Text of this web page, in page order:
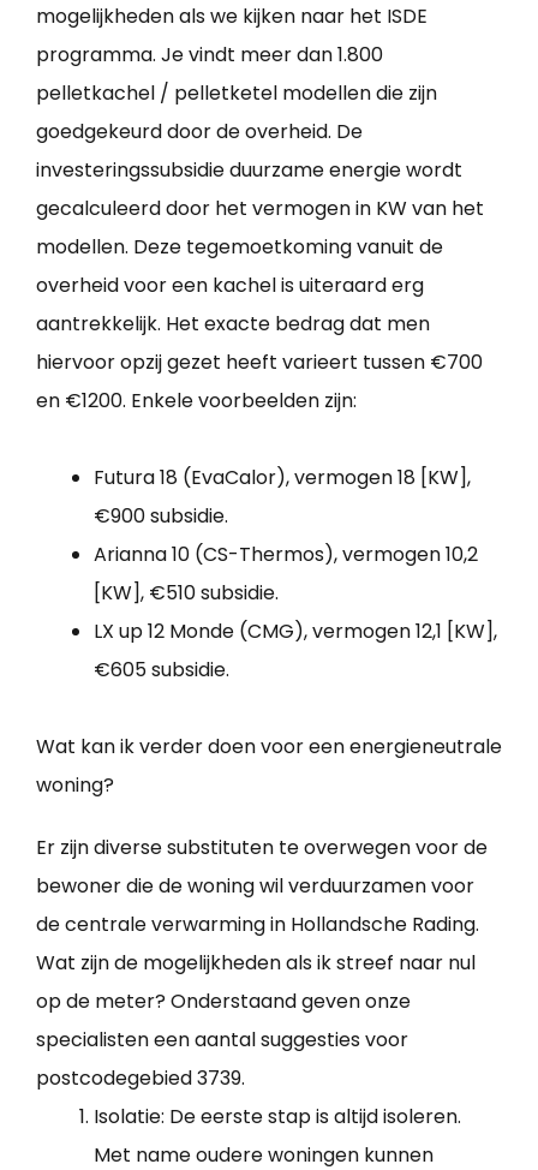
mogelijkheden als we kijken naar het ISDE
programma. Je vindt meer dan 1.800
pelletkachel / pelletketel modellen die zijn
goedgekeurd door de overheid. De
investeringssubsidie duurzame energie wordt
gecalculeerd door het vermogen in KW van het
modellen. Deze tegemoetkoming vanuit de
overheid voor een kachel is uiteraard erg
aantrekkelijk. Het exacte bedrag dat men
hiervoor opzij gezet heeft varieert tussen €700
en €1200. Enkele voorbeelden zijn:
Futura 18 (EvaCalor), vermogen 18 [KW],
€900 subsidie.
Arianna 10 (CS-Thermos), vermogen 10,2
[KW], €510 subsidie.
LX up 12 Monde (CMG), vermogen 12,1 [KW],
€605 subsidie.
Wat kan ik verder doen voor een energieneutrale
woning?
Er zijn diverse substituten te overwegen voor de
bewoner die de woning wil verduurzamen voor
de centrale verwarming in Hollandsche Rading.
Wat zijn de mogelijkheden als ik streef naar nul
op de meter? Onderstaand geven onze
specialisten een aantal suggesties voor
postcodegebied 3739.
Isolatie: De eerste stap is altijd isoleren.
Met name oudere woningen kunnen